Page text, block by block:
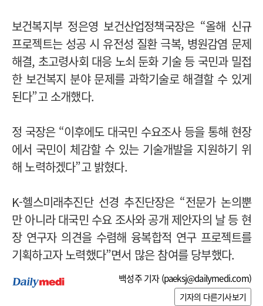
보건복지부 정은영 보건산업정책국장은 “올해 신규
프로젝트는 성공 시 유전성 질환 극복, 병원감염 문제
해결, 초고령사회 대응 노쇠 둔화 기술 등 국민과 밀접
한 보건복지 분야 문제를 과학기술로 해결할 수 있게
된다”고 소개했다.
정 국장은 “이후에도 대국민 수요조사 등을 통해 현장
에서 국민이 체감할 수 있는 기술개발을 지원하기 위
해 노력하겠다”고 밝혔다.
K-헬스미래추진단 선경 추진단장은 “전문가 논의뿐
만 아니라 대국민 수요 조사와 공개 제안자의 날 등 현
장 연구자 의견을 수렴해 융복합적 연구 프로젝트를
기획하고자 노력했다”면서 많은 참여를 당부했다.
백성주 기자 (paeksj@dailymedi.com)
기자의 다른기사보기